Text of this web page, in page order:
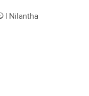
| Nilantha